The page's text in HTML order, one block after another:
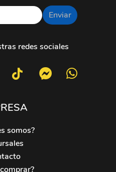
Enviar
redes sociales
somos?